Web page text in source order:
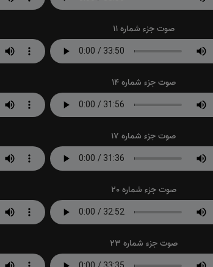
صوت جزء شماره 11
صوت جزء شماره 14
صوت جزء شماره 17
صوت جزء شماره 20
صوت جزء شماره 23